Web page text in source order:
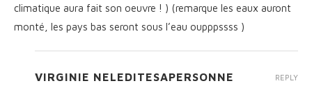
climatique aura fait son oeuvre ! ) (remarque les eaux auront
monté, les pays bas seront sous l’eau oupppssss )
VIRGINIE NELEDITESAPERSONNE REPLY